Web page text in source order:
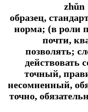
zhǔn
образец,
норма; (в роли
почти,
позволять;
действовать
точный,
несомненный,
точно,